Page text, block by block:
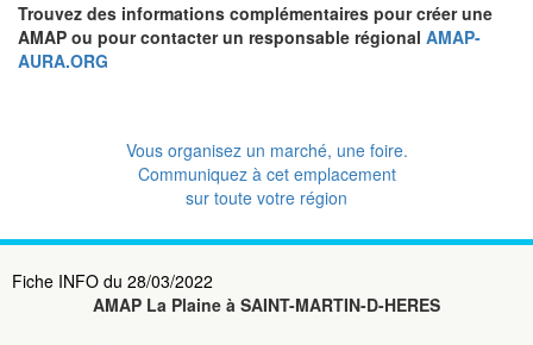
Trouvez des informations complémentaires pour créer une
AMAP ou pour contacter un responsable régional AMAP-
AURA.ORG
Vous organisez un marché, une foire.
Communiquez à cet emplacement
sur toute votre région
Fiche INFO du 28/03/2022
AMAP La Plaine à SAINT-MARTIN-D-HERES